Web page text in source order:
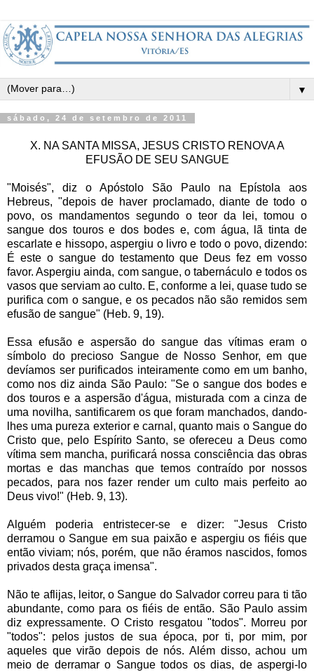
▼
sábado, 24 de setembro de 2011
X. NA SANTA MISSA, JESUS CRISTO RENOVA A
EFUSÃO DE SEU SANGUE
"Moisés", diz o Apóstolo São Paulo na Epístola aos
Hebreus, "depois de haver proclamado, diante de todo o
povo, os mandamentos segundo o teor da lei, tomou o
sangue dos touros e dos bodes e, com água, lã tinta de
escarlate e hissopo, aspergiu o livro e todo o povo, dizendo:
É este o sangue do testamento que Deus fez em vosso
favor. Aspergiu ainda, com sangue, o tabernáculo e todos os
vasos que serviam ao culto. E, conforme a lei, quase tudo se
purifica com o sangue, e os pecados não são remidos sem
efusão de sangue" (Heb. 9, 19).
Essa efusão e aspersão do sangue das vítimas eram o
símbolo do precioso Sangue de Nosso Senhor, em que
devíamos ser purificados inteiramente como em um banho,
como nos diz ainda São Paulo: "Se o sangue dos bodes e
dos touros e a aspersão d'água, misturada com a cinza de
uma novilha, santificarem os que foram manchados, dando-
lhes uma pureza exterior e carnal, quanto mais o Sangue do
Cristo que, pelo Espírito Santo, se ofereceu a Deus como
vítima sem mancha, purificará nossa consciência das obras
mortas e das manchas que temos contraído por nossos
pecados, para nos fazer render um culto mais perfeito ao
Deus vivo!" (Heb. 9, 13).
Alguém poderia entristecer-se e dizer: "Jesus Cristo
derramou o Sangue em sua paixão e aspergiu os fiéis que
então viviam; nós, porém, que não éramos nascidos, fomos
privados desta graça imensa".
Não te aflijas, leitor, o Sangue do Salvador correu para ti tão
abundante, como para os fiéis de então. São Paulo assim
diz expressamente. O Cristo resgatou "todos". Morreu por
"todos": pelos justos de sua época, por ti, por mim, por
aqueles que virão depois de nós. Além disso, achou um
meio de derramar o Sangue todos os dias, de aspergi-lo